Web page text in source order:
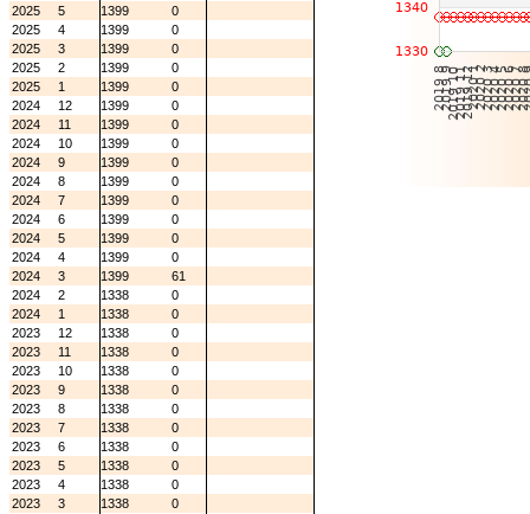
2025
5 1399
0
2025
4 1399
0
2025
3 1399
0
2025
2 1399
0
2025
1 1399
0
2024
12 1399
0
2024
11 1399
0
2024
10 1399
0
2024
9 1399
0
2024
8 1399
0
2024
7 1399
0
2024
6 1399
0
2024
5 1399
0
2024
4 1399
0
2024
3 1399
61
2024
2 1338
0
2024
1 1338
0
2023
12 1338
0
2023
11 1338
0
2023
10 1338
0
2023
9 1338
0
2023
8 1338
0
2023
7 1338
0
2023
6 1338
0
2023
5 1338
0
2023
4 1338
0
2023
3 1338
0